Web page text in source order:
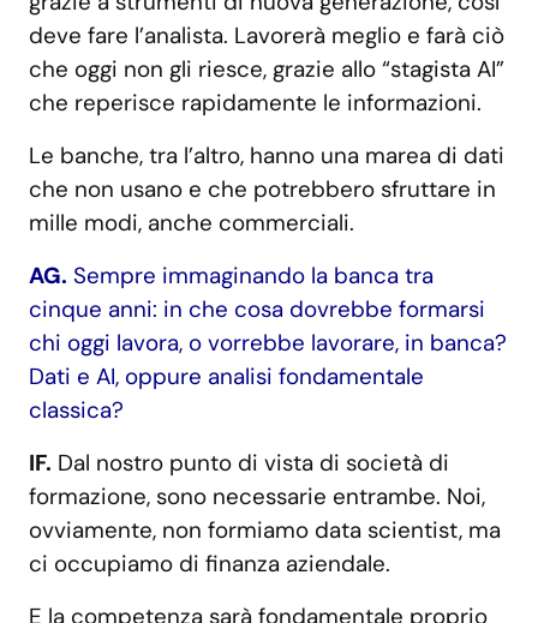
deve fare l’analista. Lavorerà meglio e farà ciò
che oggi non gli riesce, grazie allo “stagista AI”
che reperisce rapidamente le informazioni.
Le banche, tra l’altro, hanno una marea di dati
che non usano e che potrebbero sfruttare in
mille modi, anche commerciali.
AG. Sempre immaginando la banca tra
cinque anni: in che cosa dovrebbe formarsi
chi oggi lavora, o vorrebbe lavorare, in banca?
Dati e AI, oppure analisi fondamentale
classica?
IF. Dal nostro punto di vista di società di
formazione, sono necessarie entrambe. Noi,
ovviamente, non formiamo data scientist, ma
ci occupiamo di finanza aziendale.
E la competenza sarà fondamentale proprio